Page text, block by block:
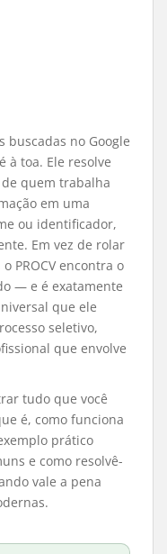
buscadas no Google
à toa. Ele resolve
quem trabalha
em uma
ou identificador,
Em vez de rolar
PROCV encontra o
— e é exatamente
que ele
seletivo,
que envolve
tudo que você
é, como funciona
prático
e como resolvê-
vale a pena